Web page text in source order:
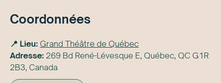
Coordonnées
📍 Lieu: Grand Théâtre de Québec
Adresse: 269 Bd René-Lévesque E, Québec, QC G1R
2B3, Canada